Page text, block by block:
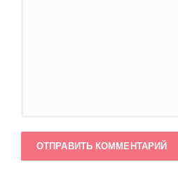
ОТПРАВИТЬ КОММЕНТАРИЙ